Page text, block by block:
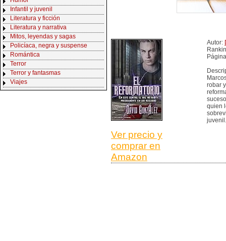
Infantil y juvenil
Literatura y ficción
Literatura y narrativa
Mitos, leyendas y sagas
Policíaca, negra y suspense
Romántica
Terror
Terror y fantasmas
Viajes
Ver precio y
comprar en
Amazon
Autor:
robar
quien
juvenil.